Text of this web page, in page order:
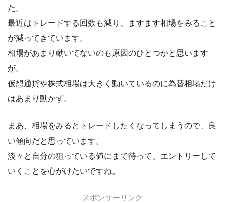
た。
最近はトレードする回数も減り、ますます相場をみること
が減ってきています。
相場があまり動いてないのも原因のひとつかと思います
が。
仮想通貨や株式相場は大きく動いているのに為替相場だけ
はあまり動かず。
まあ、相場をみるとトレードしたくなってしまうので、良
い傾向だと思っています。
淡々と自分の狙っている値にまで待って、エントリーして
いくことを心がけたいですね。
スポンサーリンク